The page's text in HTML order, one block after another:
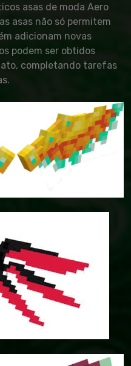
asas de moda Aero
asas não só permitem
adicionam novas
podem ser obtidos
completando tarefas